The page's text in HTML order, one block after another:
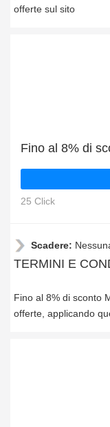
offerte sul sito
25 Click
Scadere:
TERMINI E
Fino al 8% di sconto
offerte, applicando